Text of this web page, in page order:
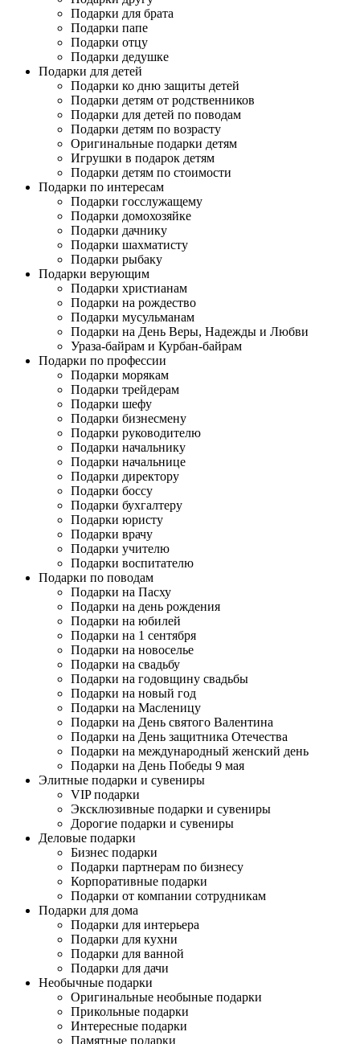
Подарки для брата
Подарки папе
Подарки отцу
Подарки дедушке
Подарки для детей
Подарки ко дню защиты детей
Подарки детям от родственников
Подарки для детей по поводам
Подарки детям по возрасту
Оригинальные подарки детям
Игрушки в подарок детям
Подарки детям по стоимости
Подарки по интересам
Подарки госслужащему
Подарки домохозяйке
Подарки дачнику
Подарки шахматисту
Подарки рыбаку
Подарки верующим
Подарки христианам
Подарки на рождество
Подарки мусульманам
Подарки на День Веры, Надежды и Любви
Ураза-байрам и Курбан-байрам
Подарки по профессии
Подарки морякам
Подарки трейдерам
Подарки шефу
Подарки бизнесмену
Подарки руководителю
Подарки начальнику
Подарки начальнице
Подарки директору
Подарки боссу
Подарки бухгалтеру
Подарки юристу
Подарки врачу
Подарки учителю
Подарки воспитателю
Подарки по поводам
Подарки на Пасху
Подарки на день рождения
Подарки на юбилей
Подарки на 1 сентября
Подарки на новоселье
Подарки на свадьбу
Подарки на годовщину свадьбы
Подарки на новый год
Подарки на Масленицу
Подарки на День святого Валентина
Подарки на День защитника Отечества
Подарки на международный женский день
Подарки на День Победы 9 мая
Элитные подарки и сувениры
VIP подарки
Эксклюзивные подарки и сувениры
Дорогие подарки и сувениры
Деловые подарки
Бизнес подарки
Подарки партнерам по бизнесу
Корпоративные подарки
Подарки от компании сотрудникам
Подарки для дома
Подарки для интерьера
Подарки для кухни
Подарки для ванной
Подарки для дачи
Необычные подарки
Оригинальные необыные подарки
Прикольные подарки
Интересные подарки
Памятные подарки